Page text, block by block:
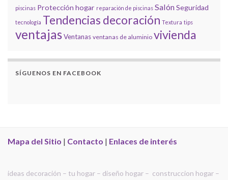
piscinas Protección hogar reparación de piscinas SalónSeguridad
tecnología Tendencias decoración Textura tips
ventajasVentanas ventanas de aluminio vivienda
SÍGUENOS EN FACEBOOK
Mapa del Sitio | Contacto | Enlaces de interés
ideas decoración – tu hogar – diseño hogar – construccion hogar –